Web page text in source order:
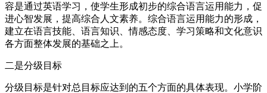
容是通过英语学习，使学生形成初步的综合语言运用能力，促
进心智发展，提高综合人文素养。综合语言运用能力的形成，
建立在语言技能、语言知识、情感态度、学习策略和文化意识
各方面整体发展的基础之上。
二是分级目标
分级目标是针对总目标应达到的五个方面的具体表现。小学阶